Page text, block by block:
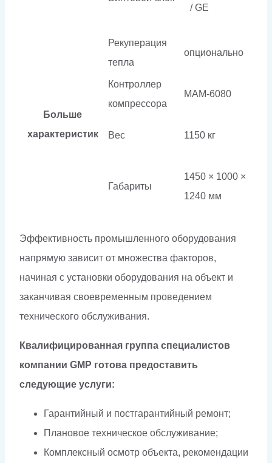
/ GE
Больше
характеристик
Рекуперация
тепла
опционально
Контроллер
компрессора
МАМ-6080
Вес 1150 кг
Габариты
1450 × 1000 ×
1240 мм
Эффективность промышленного оборудования
напрямую зависит от множества факторов,
начиная с установки оборудования на объект и
заканчивая своевременным проведением
технического обслуживания.
Квалифицированная группа специалистов
компании GMP готова предоставить
следующие услуги:
Гарантийный и постгарантийный ремонт;
Плановое техническое обслуживание;
Комплексный осмотр объекта, рекомендации